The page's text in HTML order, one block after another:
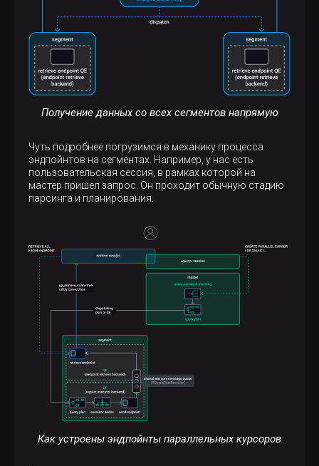
Получение данных со всех сегментов напрямую
Чуть подробнее погрузимся в механику процесса
эндпойнтов на сегментах. Например, у нас есть
пользовательская сессия, в рамках которой на
мастер пришел запрос. Он проходит обычную стадию
парсинга и планирования.
Как устроены эндпойнты параллельных курсоров